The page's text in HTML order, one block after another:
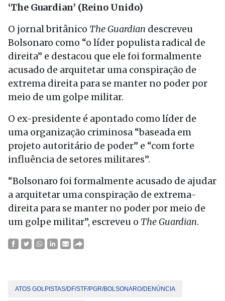
‘The Guardian’ (Reino Unido)
O jornal britânico The Guardian descreveu
Bolsonaro como “o líder populista radical de
direita” e destacou que ele foi formalmente
acusado de arquitetar uma conspiração de
extrema direita para se manter no poder por
meio de um golpe militar.
O ex-presidente é apontado como líder de
uma organização criminosa “baseada em
projeto autoritário de poder” e “com forte
influência de setores militares”.
“Bolsonaro foi formalmente acusado de ajudar
a arquitetar uma conspiração de extrema-
direita para se manter no poder por meio de
um golpe militar”, escreveu o The Guardian.
ATOS GOLPISTAS/DF/STF/PGR/BOLSONARO/DENÚNCIA